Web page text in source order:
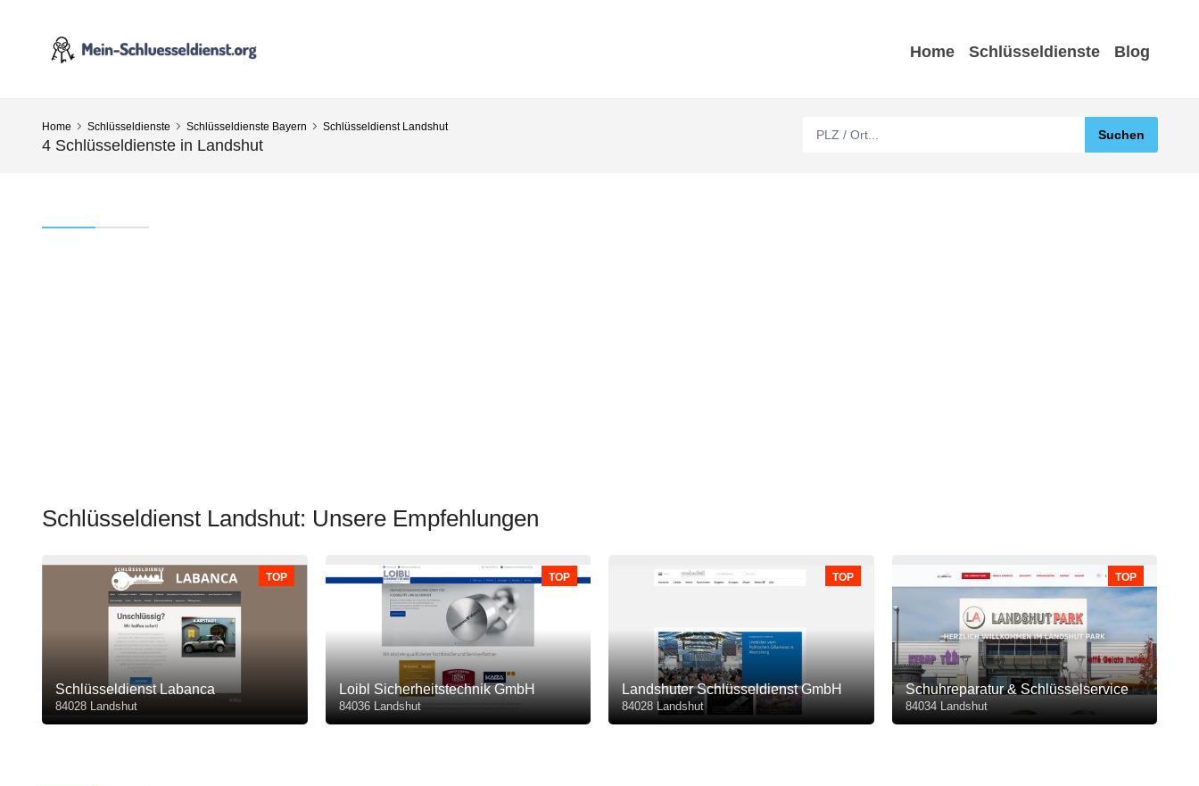
Home Schlüsseldienste Blog
Home Schlüsseldienste Schlüsseldienste Bayern Schlüsseldienst Landshut
4 Schlüsseldienste in Landshut
Schlüsseldienst Landshut: Unsere Empfehlungen
TOP
Schlüsseldienst Labanca
84028 Landshut
TOP
Loibl Sicherheitstechnik GmbH
84036 Landshut
TOP
Landshuter Schlüsseldienst GmbH
84028 Landshut
TOP
Schuhreparatur & Schlüsselservice
84034 Landshut